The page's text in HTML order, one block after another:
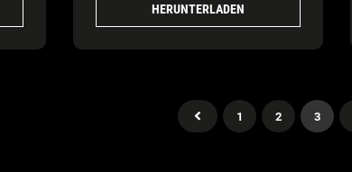
HERUNTERLADEN
1 2 3